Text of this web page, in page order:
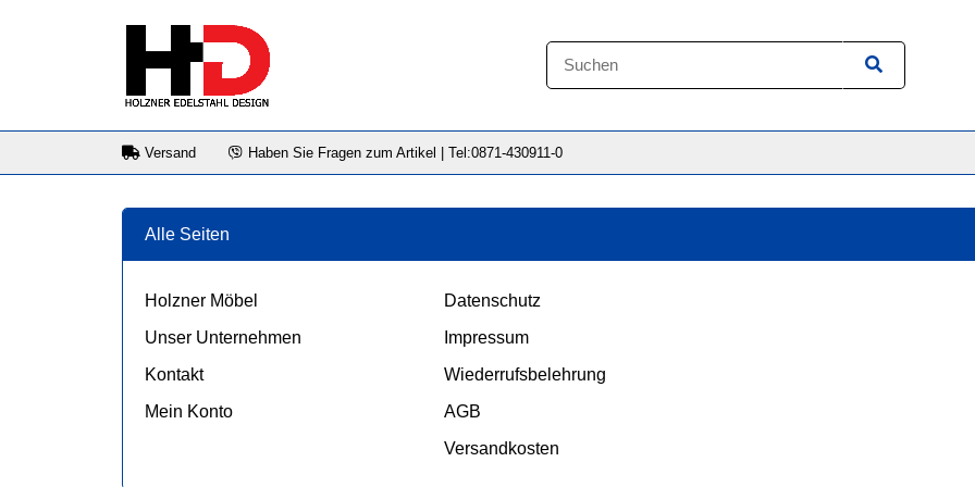
Versand Haben Sie Fragen zum Artikel | Tel:0871-430911-0
Alle Seiten
Holzner Möbel
Unser Unternehmen
Kontakt
Mein Konto
Datenschutz
Impressum
Wiederrufsbelehrung
AGB
Versandkosten